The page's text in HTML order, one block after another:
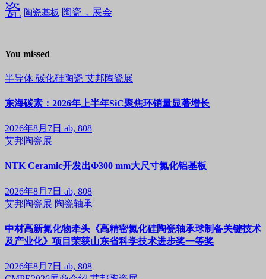
瓷 陶瓷基板 陶瓷，展会
You missed
半导体 碳化硅陶瓷 艾邦陶瓷展
东海碳素：2026年上半年SiC聚焦环销量显著增长
2026年8月7日 ab, 808
艾邦陶瓷展
NTK Ceramic开发出Φ300 mm大尺寸氮化铝基板
2026年8月7日 ab, 808
艾邦陶瓷展 陶瓷轴承
中材高新氮化物牵头《高精密氮化硅陶瓷轴承球制备关键技术
及产业化》项目荣获山东省科学技术进步奖一等奖
2026年8月7日 ab, 808